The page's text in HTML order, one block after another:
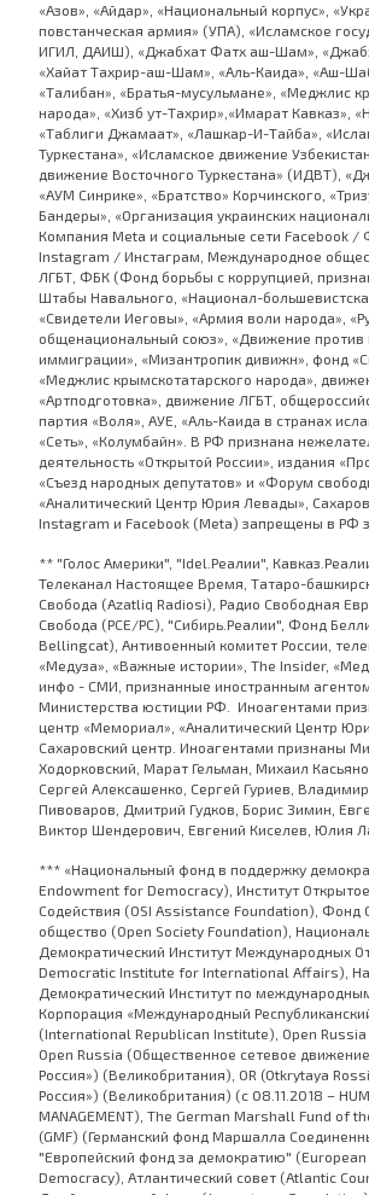
«Азов», «Айдар», «Национальный корпус»,
повстанческая армия» (УПА), «Исламское
ИГИЛ, ДАИШ), «Джабхат Фатх аш-Шам»,
«Хайат Тахрир-аш-Шам», «Аль-Каида», «Аш-
«Талибан», «Братья-мусульмане», «Меджлис
народа», «Хизб ут-Тахрир»,«Имарат Кавказ»,
«Таблиги Джамаат», «Лашкар-И-Тайба»,
Туркестана», «Исламское движение
движение Восточного Туркестана» (ИДВТ),
«АУМ Синрике», «Братство» Корчинского,
Бандеры», «Организация украинских
Компания Meta и социальные сети Facebook /
Instagram / Инстаграм, Международное
ЛГБТ, ФБК (Фонд борьбы с коррупцией,
Штабы Навального, «Национал-
«Свидетели Иеговы», «Армия воли народа»,
общенациональный союз», «Движение против
иммиграции», «Мизантропик дивижн», фонд
«Меджлис крымскотатарского народа»,
«Артподготовка», движение ЛГБТ,
партия «Воля», АУЕ, «Аль-Каида в странах
«Сеть», «Колумбайн». В РФ признана
деятельность «Открытой России», издания
«Съезд народных депутатов» и «Форум
«Аналитический Центр Юрия Левады»,
Instagram и Facebook (Metа) запрещены в РФ
** "Голос Америки", "Idel.Реалии",
Телеканал Настоящее Время, Татаро-
Свобода (Azatliq Radiosi), Радио Свободная
Свобода (PCE/PC), "Сибирь.Реалии", Фонд
Bellingcat), Антивоенный комитет России,
«Медуза», «Важные истории», The Insider,
инфо - СМИ, признанные иностранным
Министерства юстиции РФ. Иноагентами
центр «Мемориал», «Аналитический Центр
Сахаровский центр. Иноагентами признаны
Ходорковский, Марат Гельман, Михаил
Сергей Алексашенко, Сергей Гуриев,
Пивоваров, Дмитрий Гудков, Борис Зимин,
Виктор Шендерович, Евгений Киселев, Юлия
*** «Национальный фонд в поддержку
Endowment for Democracy), Институт
Содействия (OSI Assistance Foundation), Фонд
общество (Open Society Foundation),
Демократический Институт Международных
Democratic Institute for International Affairs),
Демократический Институт по
Корпорация «Международный
(International Republican Institute), Open Russia
Open Russia (Общественное сетевое
Россия») (Великобритания), OR (Otkrytaya
Россия») (Великобритания) (с 08.11.2018 –
MANAGEMENT), The German Marshall Fund of
(GMF) (Германский фонд Маршалла
"Европейский фонд за демократию"
Democracy), Атлантический совет (Atlantic